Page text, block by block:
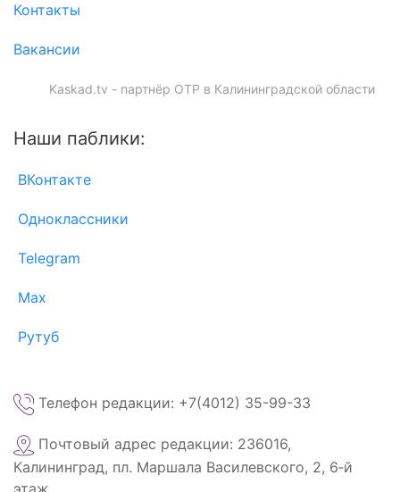
Контакты
Вакансии
Kaskad.tv - партнёр ОТР в Калининградской области
Наши паблики:
ВКонтакте
Одноклассники
Telegram
Max
Рутуб
Телефон редакции: +7(4012) 35-99-33
Почтовый адрес редакции: 236016,
Калининград, пл. Маршала Василевского, 2, 6‑й
этаж